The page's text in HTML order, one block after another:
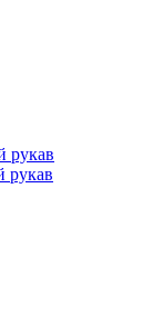
рукав
рукав